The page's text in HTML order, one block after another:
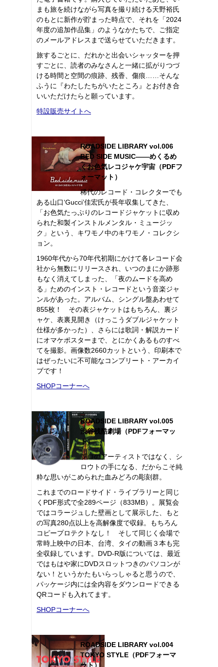
まも旅を続けながら写真を撮り続ける天野裕氏
のもとに新作が貯まった時点で、それを「2024
年度の追加作品集」のようなかたちで、ご指定
のメールアドレスまで送らせていただきます。
旅するごとに、だれかと出会いシャッターを押
すごとに、読者のみなさんと一緒に拡がりつづ
ける時間と空間の痕跡、残香、傷痕……そんな
ふうに『わたしたちがいたところ』とお付き合
いいただけたらと願っています。
特設販売サイトへ
ROADSIDE LIBRARY vol.006
BED SIDE MUSIC――めくるめ
くお色気レコジャケ宇宙（PDFフ
ォーマット）
稀代のレコード・コレクターでも
ある山口‘Gucci’佳宏氏が長年収集してきた、
「お色気たっぷりのレコードジャケットに収め
られた和製インストルメンタル・ミュージッ
ク」という、キワモノ中のキワモノ・コレクシ
ョン。
1960年代から70年代初期にかけて各レコード会
社から無数にリリースされ、いつのまにか跡形
もなく消えてしまった、「夜のムードを高め
る」ためのインスト・レコードという音楽ジャ
ンルがあった。アルバム、シングル盤あわせて
855枚！ その表ジャケットはもちろん、裏ジ
ャケ、表裏見開き（けっこうダブルジャケット
仕様が多かった）、さらには歌詞・解説カード
にオマケポスターまで、とにかくあるものすべ
てを撮影。画像数2660カットという、印刷本で
はぜったいに不可能なコンプリート・アーカイ
ブです！
SHOPコーナーへ
ROADSIDE LIBRARY vol.005
渋谷残酷劇場（PDFフォーマッ
ト）
プロのアーティストではなく、シ
ロウトの手になる、だからこそ純
粋な思いがこめられた血みどろの彫刻群。
これまでのロードサイド・ライブラリーと同じ
くPDF形式で全289ページ（833MB）。展覧会
ではコラージュした壁画として展示した、もと
の写真280点以上を高解像度で収録。もちろん
コピープロテクトなし！ そして同じく会場で
常時上映中の日本、台湾、タイの動画３本も完
全収録しています。DVD-R版については、最近
ではもはや家にDVDスロットつきのパソコンが
ない！というかたもいらっしゃると思うので、
パッケージ内には全内容をダウンロードできる
QRコードも入れてます。
SHOPコーナーへ
ROADSIDE LIBRARY vol.004
TOKYO STYLE（PDFフォーマ
ット）